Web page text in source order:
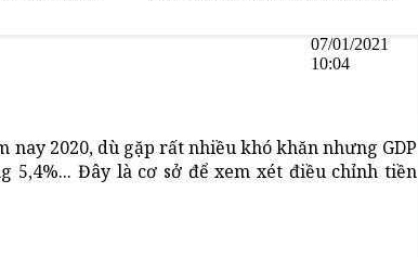
07/01/2021
10:04
nay 2020, dù gặp rất nhiều khó khăn nhưng GDP
5,4%... Đây là cơ sở để xem xét điều chỉnh tiền